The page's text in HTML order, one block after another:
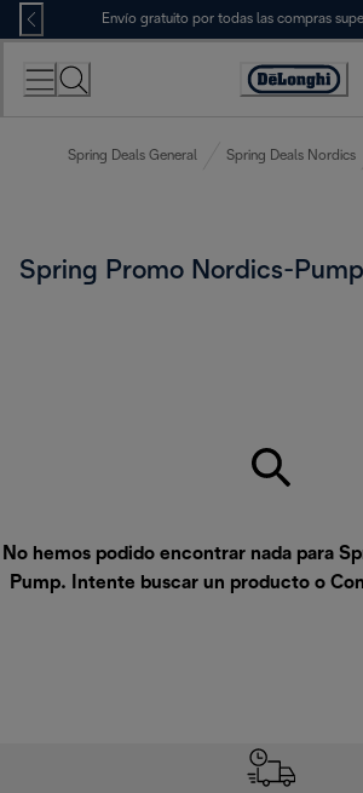
Skip
to
Content
Envío gratuito por todas las compras
Accessibility
Spring Deals General Spring Deals Nordics
Spring Promo Nordics-Pump
No hemos podido encontrar nada para
Pump. Intente buscar un producto o